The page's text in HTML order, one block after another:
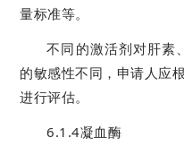
量标准等。
不同的激活剂对肝
的敏感性不同，申请人应
进行评估。
6.1.4凝血酶